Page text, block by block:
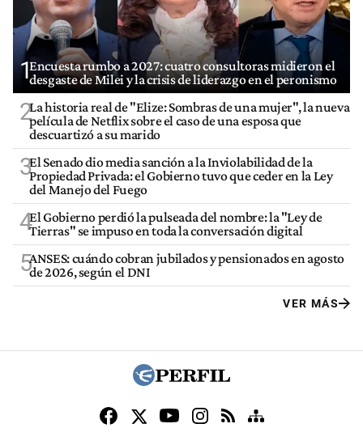
1Encuesta rumbo a 2027: cuatro consultoras midieron el
desgaste de Milei y la crisis de liderazgo en el peronismo
2La historia real de "Elize: Sombras de una mujer", la nueva
película de Netflix sobre el caso de una esposa que
descuartizó a su marido
3El Senado dio media sanción a la Inviolabilidad de la
Propiedad Privada: el Gobierno tuvo que ceder en la Ley
del Manejo del Fuego
4El Gobierno perdió la pulseada del nombre: la "Ley de
Tierras" se impuso en toda la conversación digital
5ANSES: cuándo cobran jubilados y pensionados en agosto
de 2026, según el DNI
VER MÁS